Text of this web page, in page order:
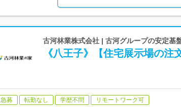
古河林業株式会社 | 古河グループの安定基
《八王子》【住宅展示場の
急募 転勤なし 学歴不問 リモートワーク可